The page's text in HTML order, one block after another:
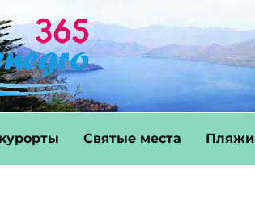
Святые места Пляжи